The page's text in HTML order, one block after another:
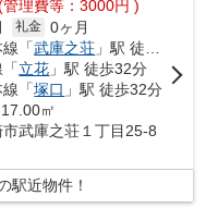
管理費等：3000円 )
礼金 0ヶ月
線「武庫之荘 」駅 徒歩7分
立花 」駅 徒歩32分
線「塚口 」駅 徒歩32分
㎡
武庫之荘１丁目25-8
駅近物件！